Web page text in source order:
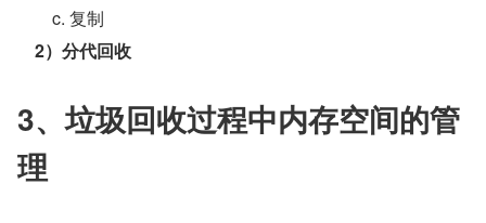
c. 复制
2）分代回收
3、垃圾回收过程中内存空间的管
理